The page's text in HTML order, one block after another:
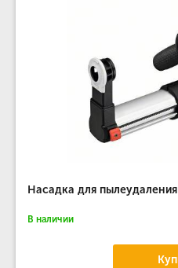
Насадка для
В наличии